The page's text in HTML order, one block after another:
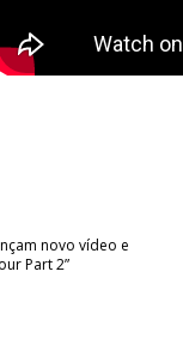
novo vídeo e
Part 2”